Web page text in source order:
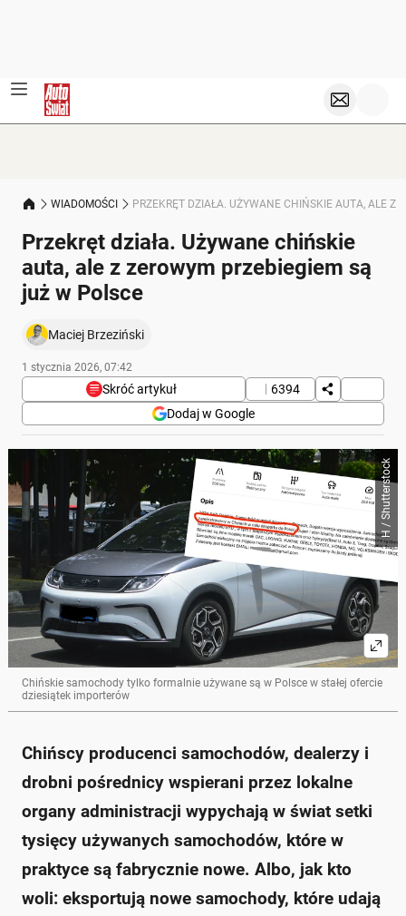
WIADOMOŚCI PRZEKRĘT DZIAŁA. UŻYWANE CHIŃSKIE AUTA, ALE Z
Przekręt działa. Używane chińskie
auta, ale z zerowym przebiegiem są
już w Polsce
Maciej Brzeziński
1 stycznia 2026, 07:42
Skróć artykuł
6394
Dodaj w Google
Poniżej streszczenie artykułu:
Skrót przygotowany przez Onet Czat z AI, może zawierać błędy.
Chińscy producenci sprzedają nowe samochody jako
używane, co pozwala na łatwiejszy eksport i omijanie
ceł.
Te pojazdy, oznaczane jako "używane", są już
dostępne w Polsce, co może kusić niską ceną.
Zakup takich aut wiąże się z ryzykiem braku
gwarancji oraz kłopotami serwisowymi.
Lokalne władze w Chinach wspierają ten proceder, co
budzi kontrowersje dotyczące uczciwości takiej
napotkać problemy związane z dostępnością części i
obsługą posprzedażową.
H / Shutterstock
Chińskie samochody tylko formalnie używane są w Polsce w stałej ofercie
dziesiątek importerów
Chińscy producenci samochodów, dealerzy i
drobni pośrednicy wspierani przez lokalne
organy administracji wypychają w świat setki
tysięcy używanych samochodów, które w
praktyce są fabrycznie nowe. Albo, jak kto
woli: eksportują nowe samochody, które udają